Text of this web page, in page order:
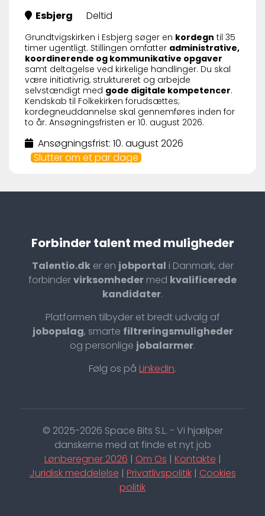
Esbjerg
Deltid
Grundtvigskirken i Esbjerg søger en kordegn til 35
timer ugentligt. Stillingen omfatter administrative,
koordinerende og kommunikative opgaver
samt deltagelse ved kirkelige handlinger. Du skal
være initiativrig, struktureret og arbejde
selvstændigt med gode digitale kompetencer.
Kendskab til Folkekirken forudsættes;
kordegneuddannelse skal gennemføres inden for
to år. Ansøgningsfristen er 10. august 2026.
Ansøgningsfrist: 10. august 2026
Slutter om et par dage
Forbinder talent med muligheder
Talentio.dker en jobportal i Danmark, der
forbindervirksomheder med kvalificerede
kandidater.
Platformen tilbyder et bredt udvalg af
jobopslag, smarte filtreringsmuligheder
og personlige jobalarmer.
Følg os på LinkedIn.
© 2025-2026 Space Bits S.L. - Vi hjælper
danskerne med at finde et nyt job
Lønberegner 2026 | Om Os | Kontakte |
Juridisk meddelelse | Privatlivspolitik| Cookies
politik